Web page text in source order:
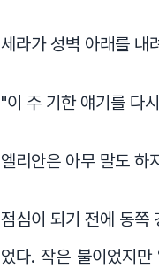
세라가 성벽 아래를 내
"이 주 기한 얘기를 다
엘리안은 아무 말도 하
점심이 되기 전에 동쪽
었다. 작은 불이었지